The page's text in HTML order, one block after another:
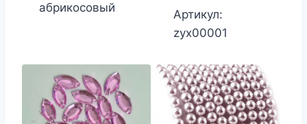
абрикосовый
Артикул:
zyx00001